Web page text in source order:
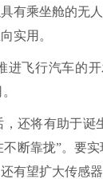
有乘坐舱的无
实用。
行汽车的开
将有助于诞
不断靠拢”。要
有望扩大传感